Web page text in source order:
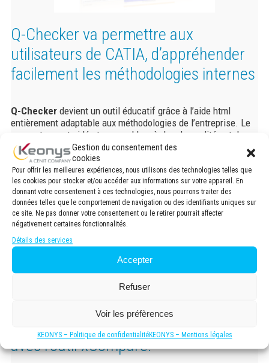
Gestion du consentement des
cookies
Pour offrir les meilleures expériences, nous utilisons des technologies telles que
les cookies pour stocker et/ou accéder aux informations sur votre appareil. En
donnant votre consentement à ces technologies, nous pourrons traiter des
données telles que le comportement de navigation ou des identifiants uniques sur
ce site. Ne pas donner votre consentement ou le retirer pourrait affecter
négativement certaines fonctionnalités.
Détails des services
Accepter
Refuser
Voir les préfèrences
KEONYS – Politique de confidentialitéKEONYS – Mentions légales
Q-Checker va permettre aux
utilisateurs de CATIA, d’appréhender
facilement les méthodologies internes
Q-Checkerdevient un outil éducatif grâce à l’aide html
entièrement adaptable aux méthodologies de l’entreprise. Le
concepteur est aidé et apprend les règles de qualités et de
méthodologies tout au long de sa conception.
Avantage-clés :
Q-Checkerenseigne à l’utilisateur les erreurs à ne plus
commettre.
L’aide html explique à l’utilisateur les méthodes à utiliser.
L’utilisateur enrichie son expérience grâce à
Logiciel xCompare
Comparez vos modèles CAO CATIA
avec l’outil xCompare.